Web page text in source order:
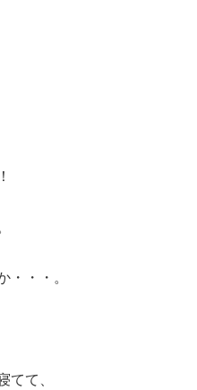
・・・。
てて、